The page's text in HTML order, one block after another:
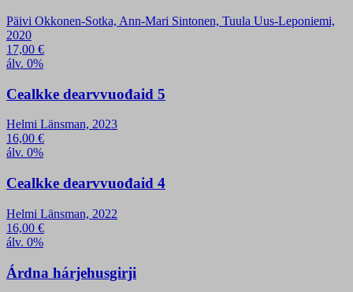
Päivi Okkonen-Sotka, Ann-Mari Sintonen, Tuula Uus-Leponiemi,
2020
17,00 €
álv. 0%
Cealkke dearvvuođaid 5
Helmi Länsman, 2023
16,00 €
álv. 0%
Cealkke dearvvuođaid 4
Helmi Länsman, 2022
16,00 €
álv. 0%
Árdna hárjehusgirji